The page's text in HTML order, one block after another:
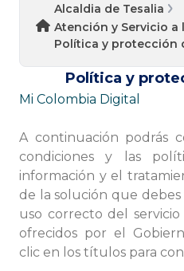
Alcaldia de Tesalia
Atención y Servicio a
Política y protección
Política y
​Mi Colombia Digital
A continuación podrás
condiciones y las
información y el
de la solución que
uso correcto del
ofrecidos por el
clic en los títulos para